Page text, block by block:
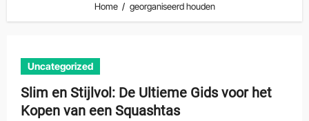
Home georganiseerd houden
Uncategorized
Slim en Stijlvol: De Ultieme Gids voor het
Kopen van een Squashtas